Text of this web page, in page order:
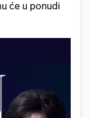
će u ponudi